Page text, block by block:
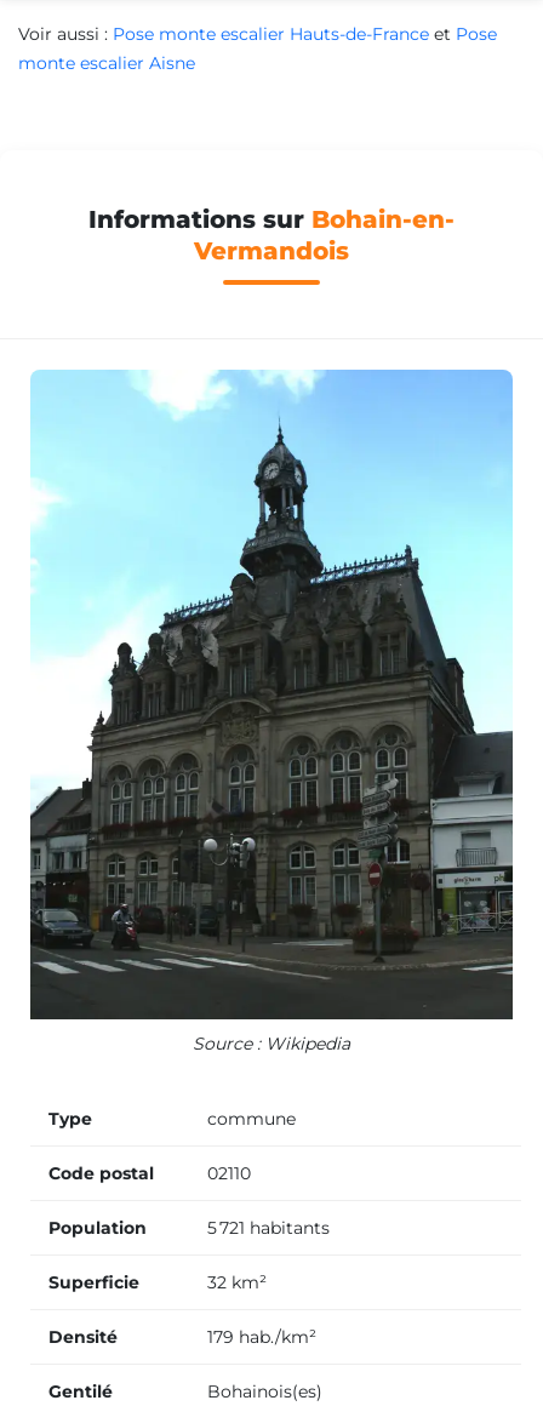
Voir aussi : Pose monte escalier Hauts-de-France et Pose
monte escalier Aisne
Informations sur Bohain-en-
Vermandois
Source : Wikipedia
Type commune
Code postal 02110
Population 5 721 habitants
Superficie 32 km²
Densité 179 hab./km²
Gentilé Bohainois(es)